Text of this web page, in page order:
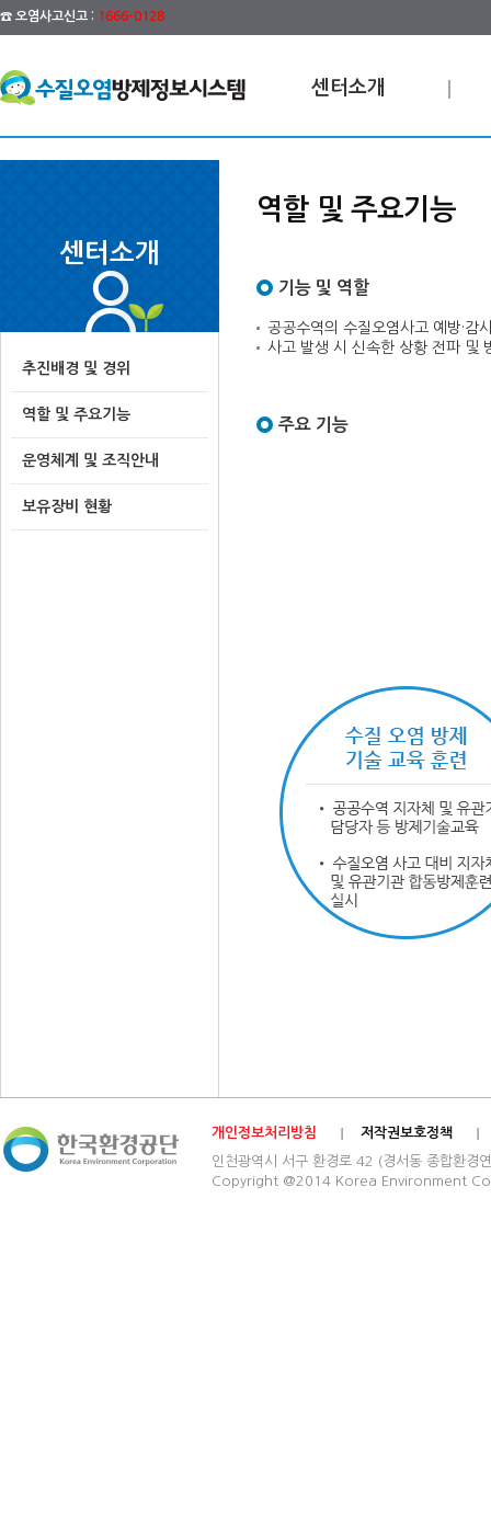
☎ 오염사고신고 : 1666-0128
센터소개
센터소개
추진배경 및 경위
역할 및 주요기능
운영체계 및 조직안내
보유장비 현황
역할 및 주요기능
기능 및 역할
공공수역의 수질오염사고 예방·감
사고 발생 시 신속한 상황 전파 및
주요 기능
개인정보처리방침
저작권보호정책
인천광역시 서구 환경로 42 (경서동 종합
Copyright @2014 Korea Environment